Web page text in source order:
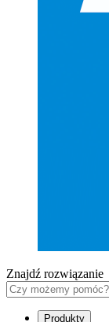
Znajdź rozwiązanie
Produkty